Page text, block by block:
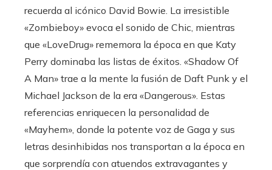
recuerda al icónico David Bowie. La irresistible
«Zombieboy» evoca el sonido de Chic, mientras
que «LoveDrug» rememora la época en que Katy
Perry dominaba las listas de éxitos. «Shadow Of
A Man» trae a la mente la fusión de Daft Punk y el
Michael Jackson de la era «Dangerous». Estas
referencias enriquecen la personalidad de
«Mayhem», donde la potente voz de Gaga y sus
letras desinhibidas nos transportan a la época en
que sorprendía con atuendos extravagantes y